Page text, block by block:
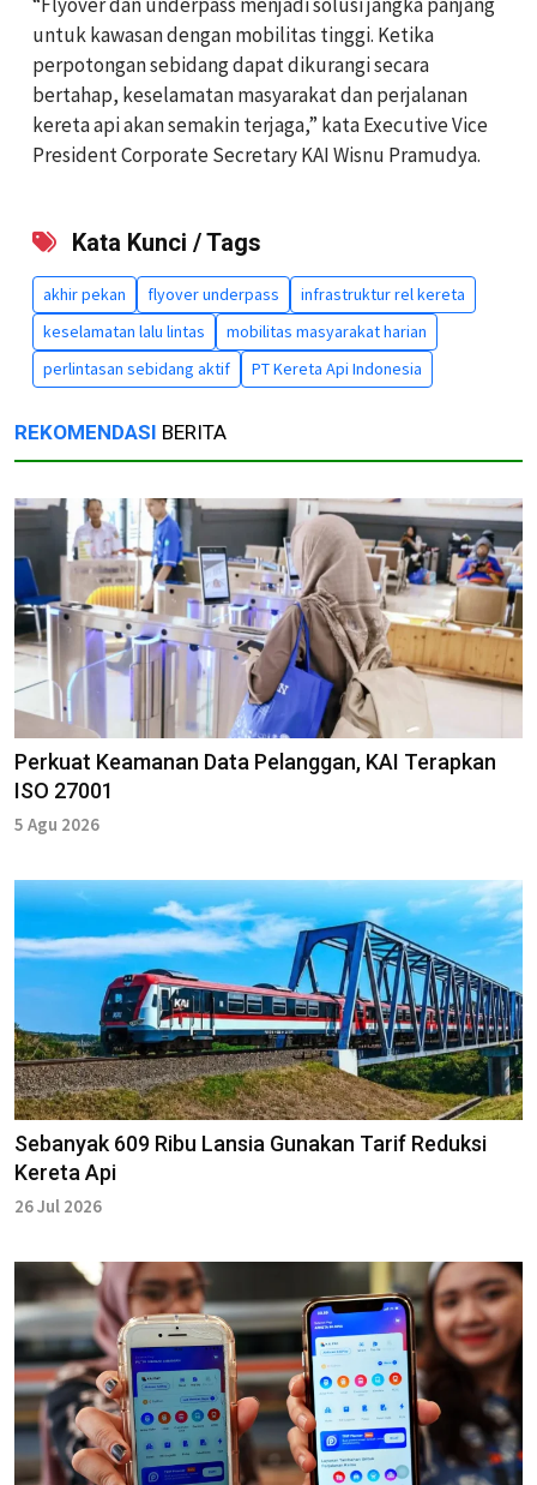
untuk kawasan dengan mobilitas tinggi. Ketika
perpotongan sebidang dapat dikurangi secara
bertahap, keselamatan masyarakat dan perjalanan
kereta api akan semakin terjaga,” kata Executive Vice
President Corporate Secretary KAI Wisnu Pramudya.
Kata Kunci / Tags
akhir pekan flyover underpass
infrastruktur rel kereta
keselamatan lalu lintas
mobilitas masyarakat harian
perlintasan sebidang aktif
PT Kereta Api Indonesia
REKOMENDASI BERITA
Perkuat Keamanan Data Pelanggan, KAI Terapkan
ISO 27001
5 Agu 2026
Sebanyak 609 Ribu Lansia Gunakan Tarif Reduksi
Kereta Api
26 Jul 2026